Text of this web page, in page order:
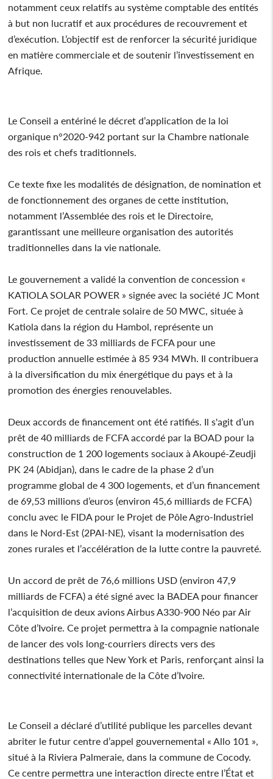
notamment ceux relatifs au système comptable des entités
à but non lucratif et aux procédures de recouvrement et
d’exécution. L’objectif est de renforcer la sécurité juridique
en matière commerciale et de soutenir l’investissement en
Afrique.
Le Conseil a entériné le décret d’application de la loi
organique n°2020-942 portant sur la Chambre nationale
des rois et chefs traditionnels.
Ce texte fixe les modalités de désignation, de nomination et
de fonctionnement des organes de cette institution,
notamment l’Assemblée des rois et le Directoire,
garantissant une meilleure organisation des autorités
traditionnelles dans la vie nationale.
Le gouvernement a validé la convention de concession «
KATIOLA SOLAR POWER » signée avec la société JC Mont
Fort. Ce projet de centrale solaire de 50 MWC, située à
Katiola dans la région du Hambol, représente un
investissement de 33 milliards de FCFA pour une
production annuelle estimée à 85 934 MWh. Il contribuera
à la diversification du mix énergétique du pays et à la
promotion des énergies renouvelables.
Deux accords de financement ont été ratifiés. Il s'agit d’un
prêt de 40 milliards de FCFA accordé par la BOAD pour la
construction de 1 200 logements sociaux à Akoupé-Zeudji
PK 24 (Abidjan), dans le cadre de la phase 2 d’un
programme global de 4 300 logements, et d’un financement
de 69,53 millions d’euros (environ 45,6 milliards de FCFA)
conclu avec le FIDA pour le Projet de Pôle Agro-Industriel
dans le Nord-Est (2PAI-NE), visant la modernisation des
zones rurales et l’accélération de la lutte contre la pauvreté.
Un accord de prêt de 76,6 millions USD (environ 47,9
milliards de FCFA) a été signé avec la BADEA pour financer
l’acquisition de deux avions Airbus A330-900 Néo par Air
Côte d’Ivoire. Ce projet permettra à la compagnie nationale
de lancer des vols long-courriers directs vers des
destinations telles que New York et Paris, renforçant ainsi la
connectivité internationale de la Côte d’Ivoire.
Le Conseil a déclaré d’utilité publique les parcelles devant
abriter le futur centre d’appel gouvernemental « Allo 101 »,
situé à la Riviera Palmeraie, dans la commune de Cocody.
Ce centre permettra une interaction directe entre l’État et